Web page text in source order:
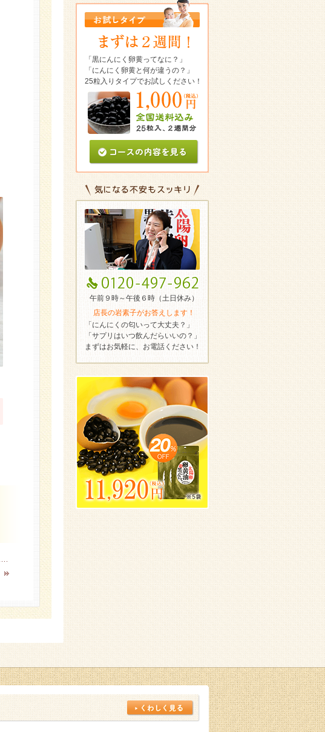
「黒にんにく卵黄ってなに？」
「にんにく卵黄と何が違うの？」
25粒入りタイプでお試しください！
午前９時～午後６時（土日休み）
店長の岩素子がお答えします！
「にんにくの匂いって大丈夫？」
「サプリはいつ飲んだらいいの？」
まずはお気軽に、お電話ください！